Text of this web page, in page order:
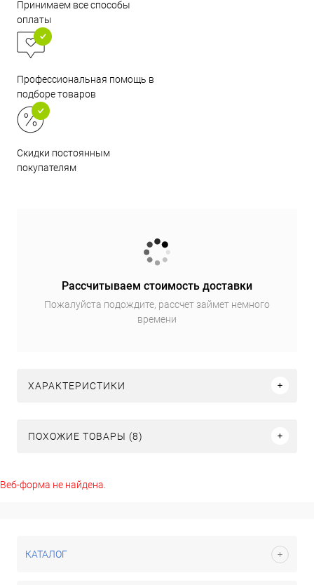
Принимаем все способы
оплаты
Профессиональная помощь в
подборе товаров
Скидки постоянным
покупателям
Рассчитываем стоимость доставки
Пожалуйста подождите, рассчет займет немного
времени
ХАРАКТЕРИСТИКИ
ПОХОЖИЕ ТОВАРЫ (8)
Веб-форма не найдена.
КАТАЛОГ